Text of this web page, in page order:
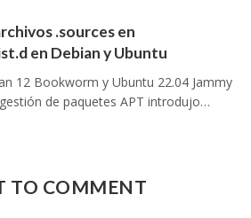
.sources en
en Debian y Ubuntu
12 Bookworm y Ubuntu 22.04 Jammy
de paquetes APT introdujo…
TO COMMENT